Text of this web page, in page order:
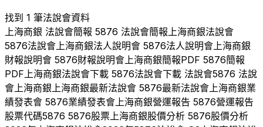
找到 1 筆法說會資料
上海商銀 法說會簡報 5876 法說會簡報上海商銀法說會
5876法說會上海商銀法人說明會 5876法人說明會上海商銀
財報說明會 5876財報說明會上海商銀簡報PDF 5876簡報
PDF上海商銀法說會下載 5876法說會下載 法說會5876 法說
會上海商銀上海商銀最新法說會 5876最新法說會上海商銀業
績發表會 5876業績發表會上海商銀營運報告 5876營運報告
股票代碼5876 5876股票上海商銀股價分析 5876股價分析